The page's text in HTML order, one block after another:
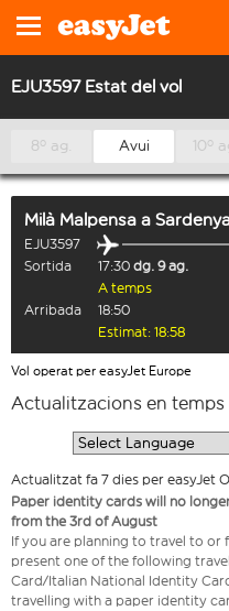
EJU3597 Estat del vol
8º ag. Avui 10º
Milà Malpensa a
EJU3597
Sortida
17:30 dg. 9 ag.
A temps
Arribada
18:50
Estimat: 18:58
Vol operat per easyJet Europe
Actualitzacions en temps
Actualitzat fa 7 dies per easyJet
Paper identity cards will no
from the 3rd of August
If you are planning to travel to
present one of the following
Card/Italian National Identity
travelling with a paper identity